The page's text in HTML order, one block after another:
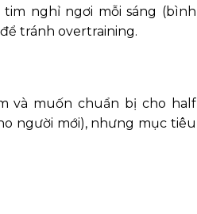
nghỉ ngơi mỗi sáng (bình
tránh overtraining.
và muốn chuẩn bị cho half
người mới), nhưng mục tiêu